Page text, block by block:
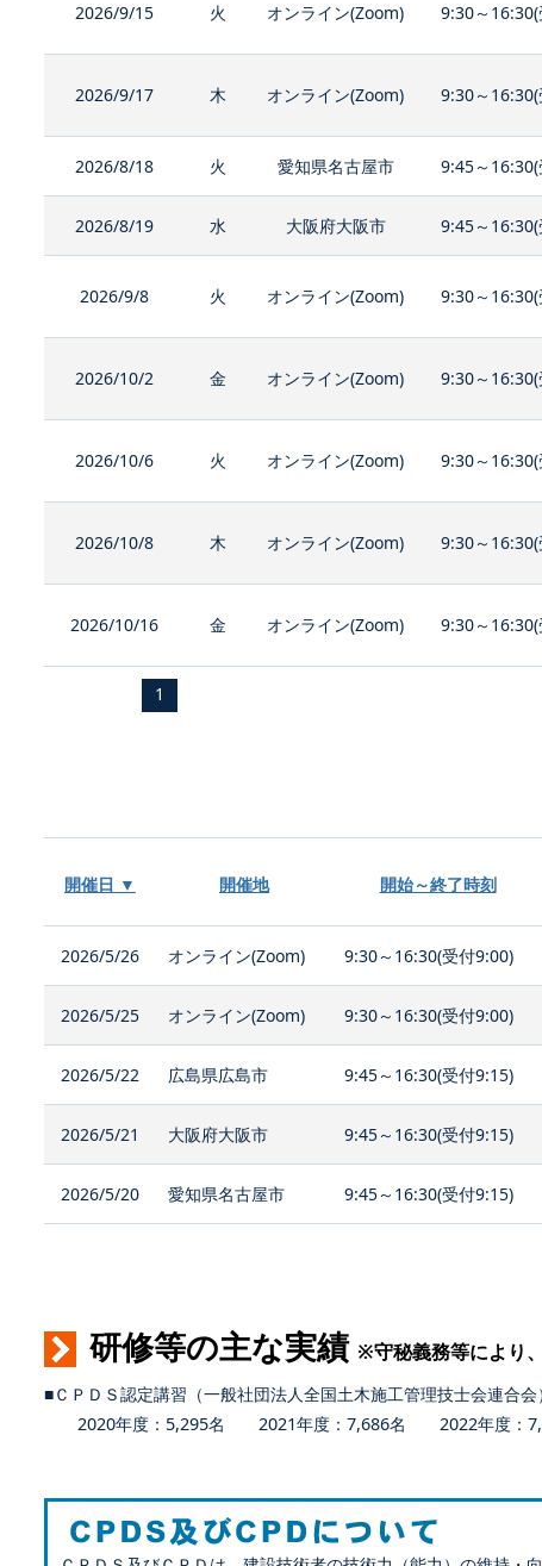
2026/9/15 火 オンライン(Zoom) 9:30～
2026/9/17 木 オンライン(Zoom) 9:30～
2026/8/18 火 愛知県名古屋市 9:45～
2026/8/19 水 大阪府大阪市 9:45～
2026/9/8 火 オンライン(Zoom) 9:30～
2026/10/2 金 オンライン(Zoom) 9:30～
2026/10/6 火 オンライン(Zoom) 9:30～
2026/10/8 木 オンライン(Zoom) 9:30～
2026/10/16 金 オンライン(Zoom) 9:30～
1
開催日 ▼ 開催地 開始～終了時刻
2026/5/26 オンライン(Zoom) 9:30～16:30(受付9:00)
2026/5/25 オンライン(Zoom) 9:30～16:30(受付9:00)
2026/5/22 広島県広島市 9:45～16:30(受付9:15)
2026/5/21 大阪府大阪市 9:45～16:30(受付9:15)
2026/5/20 愛知県名古屋市 9:45～16:30(受付9:15)
研修等の主な実績 ※守秘義務等により
■ＣＰＤＳ認定講習（一般社団法人全国土木施工管理技士会連合会）
2020年度：5,295名 2021年度：7,686名 2022年度：